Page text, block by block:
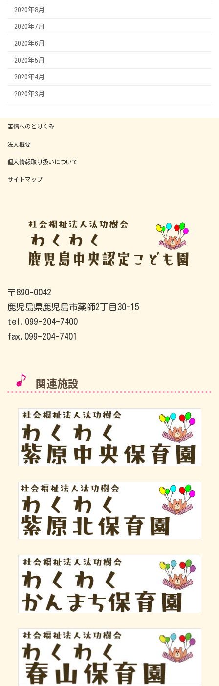
2020年8月
2020年7月
2020年6月
2020年5月
2020年4月
2020年3月
苦情へのとりくみ
法人概要
個人情報取り扱いについて
サイトマップ
〒890-0042
鹿児島県鹿児島市薬師2丁目30-15
tel.099-204-7400
fax.099-204-7401
関連施設